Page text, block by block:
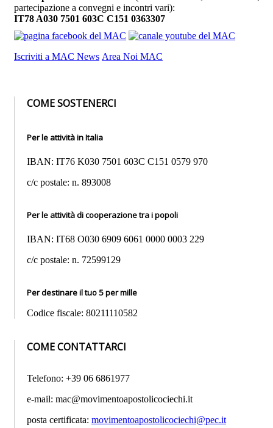
partecipazione a convegni e incontri vari):
IT78 A030 7501 603C C151 0363307
Iscriviti a MAC News Area Noi MAC
COME SOSTENERCI
Per le attività in Italia
IBAN: IT76 K030 7501 603C C151 0579 970
c/c postale: n. 893008
Per le attività di cooperazione tra i popoli
IBAN: IT68 O030 6909 6061 0000 0003 229
c/c postale: n. 72599129
Per destinare il tuo 5 per mille
Codice fiscale: 80211110582
COME CONTATTARCI
Telefono: +39 06 6861977
e-mail: mac@movimentoapostolicociechi.it
posta certificata: movimentoapostolicociechi@pec.it